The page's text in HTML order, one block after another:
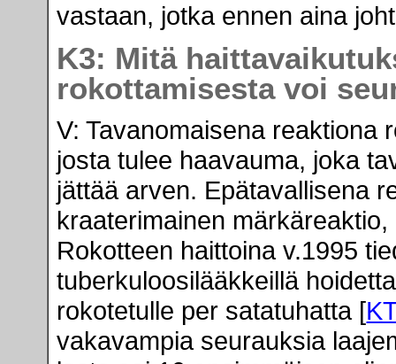
vastaan, jotka ennen aina
K3: Mitä
rokottamisesta voi
V: Tavanomaisena reaktiona
josta tulee haavauma, joka
jättää arven. Epätavallisena
kraaterimainen
Rokotteen haittoina v.1995
tuberkuloosilääkkeillä
rokotetulle per satatuhatta [
vakavampia seurauksia